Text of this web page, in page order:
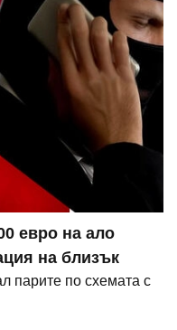
евро на ало
на близък
парите по схемата с